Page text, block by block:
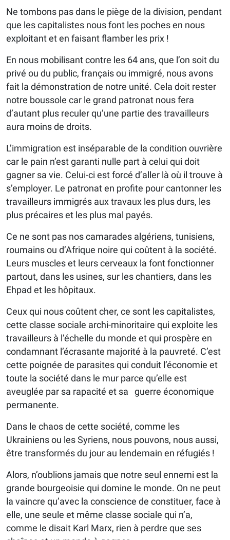
Ne tombons pas dans le piège de la division, pendant
que les capitalistes nous font les poches en nous
exploitant et en faisant flamber les prix !
En nous mobilisant contre les 64 ans, que l’on soit du
privé ou du public, français ou immigré, nous avons
fait la démonstration de notre unité. Cela doit rester
notre boussole car le grand patronat nous fera
d’autant plus reculer qu’une partie des travailleurs
aura moins de droits.
L’immigration est inséparable de la condition ouvrière
car le pain n’est garanti nulle part à celui qui doit
gagner sa vie. Celui-ci est forcé d’aller là où il trouve à
s’employer. Le patronat en profite pour cantonner les
travailleurs immigrés aux travaux les plus durs, les
plus précaires et les plus mal payés.
Ce ne sont pas nos camarades algériens, tunisiens,
roumains ou d’Afrique noire qui coûtent à la société.
Leurs muscles et leurs cerveaux la font fonctionner
partout, dans les usines, sur les chantiers, dans les
Ehpad et les hôpitaux.
Ceux qui nous coûtent cher, ce sont les capitalistes,
cette classe sociale archi-minoritaire qui exploite les
travailleurs à l’échelle du monde et qui prospère en
condamnant l’écrasante majorité à la pauvreté. C’est
cette poignée de parasites qui conduit l’économie et
toute la société dans le mur parce qu’elle est
aveuglée par sa rapacité et sa guerre économique
permanente.
Dans le chaos de cette société, comme les
Ukrainiens ou les Syriens, nous pouvons, nous aussi,
être transformés du jour au lendemain en réfugiés !
Alors, n’oublions jamais que notre seul ennemi est la
grande bourgeoisie qui domine le monde. On ne peut
la vaincre qu’avec la conscience de constituer, face à
elle, une seule et même classe sociale qui n’a,
comme le disait Karl Marx, rien à perdre que ses